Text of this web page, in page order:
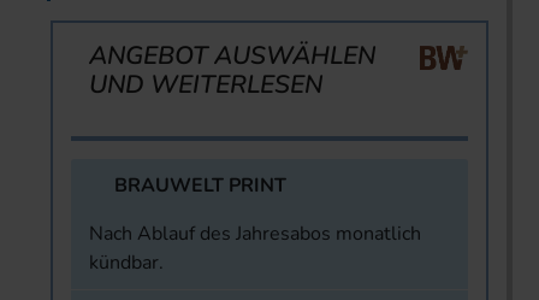
ANGEBOT AUSWÄHLEN
UND WEITERLESEN
BRAUWELT PRINT
Nach Ablauf des Jahresabos monatlich
kündbar.